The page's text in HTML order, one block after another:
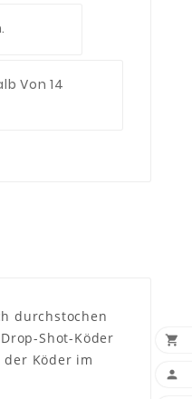
Von 14
durchstochen
Shot-Köder
Köder im

